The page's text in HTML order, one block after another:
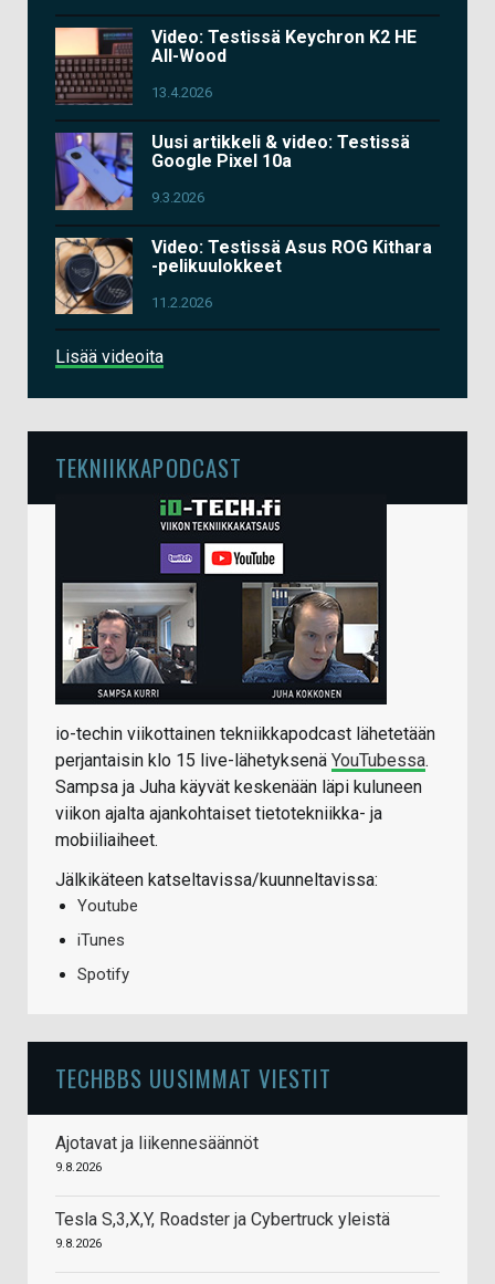
Video: Testissä Keychron K2 HE
All-Wood
13.4.2026
Uusi artikkeli & video: Testissä
Google Pixel 10a
9.3.2026
Video: Testissä Asus ROG Kithara
-pelikuulokkeet
11.2.2026
Lisää videoita
TEKNIIKKAPODCAST
io-techin viikottainen tekniikkapodcast lähetetään
perjantaisin klo 15 live-lähetyksenä YouTubessa.
Sampsa ja Juha käyvät keskenään läpi kuluneen
viikon ajalta ajankohtaiset tietotekniikka- ja
mobiiliaiheet.
Jälkikäteen katseltavissa/kuunneltavissa:
Youtube
iTunes
Spotify
TECHBBS UUSIMMAT VIESTIT
Ajotavat ja liikennesäännöt
9.8.2026
Tesla S,3,X,Y, Roadster ja Cybertruck yleistä
9.8.2026